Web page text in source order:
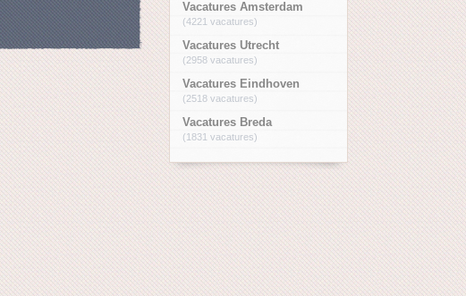
Vacatures Amsterdam
(4221 vacatures)
Vacatures Utrecht
(2958 vacatures)
Vacatures Eindhoven
(2518 vacatures)
Vacatures Breda
(1831 vacatures)